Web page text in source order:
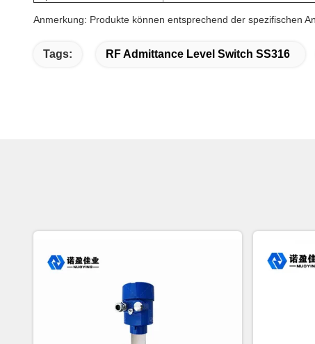
Anmerkung: Produkte können entsprechend der spezifischen
Tags: RF Admittance Level Switch SS316